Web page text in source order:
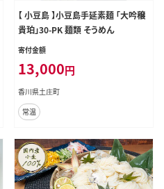
【 小豆島 】小豆島手延素麺 「大吟穣
貴珀」30-PK 麺類 そうめん
寄付金額
13,000円
香川県土庄町
常温